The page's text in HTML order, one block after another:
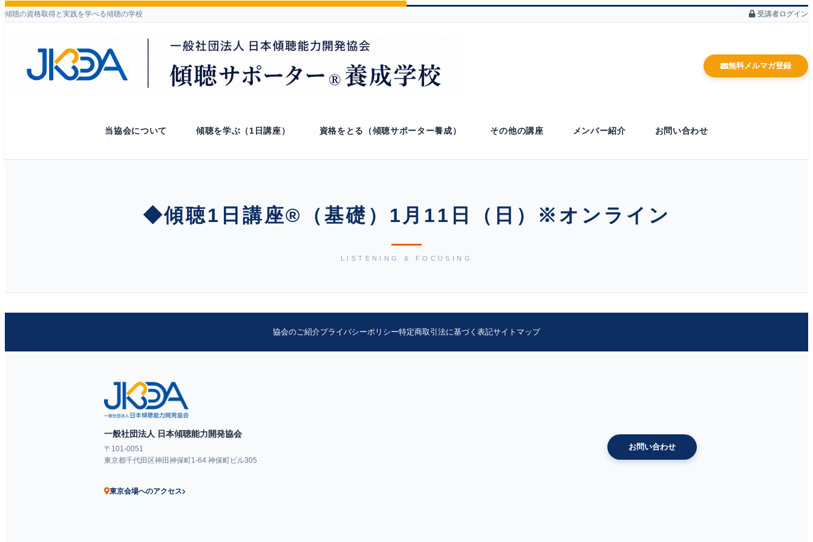
傾聴の資格取得と実践を学べる傾聴の学校 受講者ログイン
無料メルマガ登録
当協会について 傾聴を学ぶ（1日講座） 資格をとる（傾聴サポーター養成） その他の講座 メンバー紹介 お問い合わせ
◆傾聴1日講座®（基礎）1月11日（日）※オンライン
LISTENING & FOCUSING
協会のご紹介プライバシーポリシー特定商取引法に基づく表記サイトマップ
一般社団法人 日本傾聴能力開発協会
〒101-0051
東京都千代田区神田神保町1-64 神保町ビル305
東京会場へのアクセス
お問い合わせ